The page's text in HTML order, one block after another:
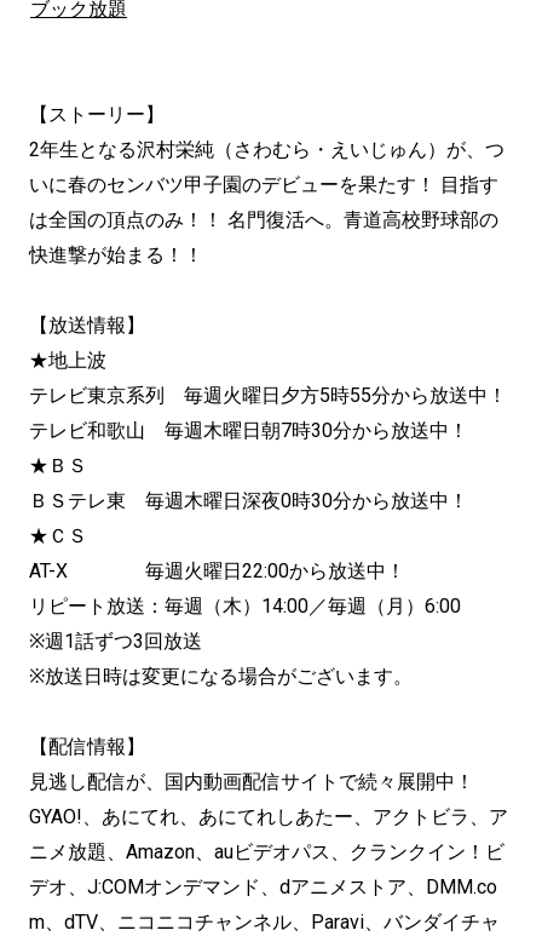
ブック放題
【ストーリー】
2年生となる沢村栄純（さわむら・えいじゅん）が、つ
いに春のセンバツ甲子園のデビューを果たす！ 目指す
は全国の頂点のみ！！ 名門復活へ。青道高校野球部の
快進撃が始まる！！
【放送情報】
★地上波
テレビ東京系列 毎週火曜日夕方5時55分から放送中！
テレビ和歌山 毎週木曜日朝7時30分から放送中！
★ＢＳ
ＢＳテレ東 毎週木曜日深夜0時30分から放送中！
★ＣＳ
AT-X 毎週火曜日22:00から放送中！
リピート放送：毎週（木）14:00／毎週（月）6:00
※週1話ずつ3回放送
※放送日時は変更になる場合がございます。
【配信情報】
見逃し配信が、国内動画配信サイトで続々展開中！
GYAO!、あにてれ、あにてれしあたー、アクトビラ、ア
ニメ放題、Amazon、auビデオパス、クランクイン！ビ
デオ、J:COMオンデマンド、dアニメストア、DMM.co
m、dTV、ニコニコチャンネル、Paravi、バンダイチャ